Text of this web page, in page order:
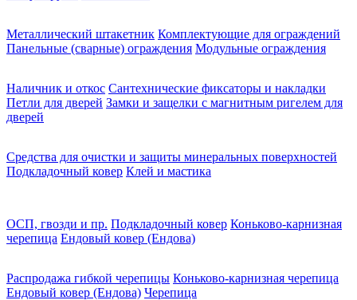
Металлический штакетник Комплектующие для ограждений
Панельные (сварные) ограждения Модульные ограждения
Наличник и откос Сантехнические фиксаторы и накладки
Петли для дверей Замки и защелки с магнитным ригелем для
дверей
Средства для очистки и защиты минеральных поверхностей
Подкладочный ковер Клей и мастика
ОСП, гвозди и пр. Подкладочный ковер Коньково-карнизная
черепица Ендовый ковер (Ендова)
Распродажа гибкой черепицы Коньково-карнизная черепица
Ендовый ковер (Ендова) Черепица